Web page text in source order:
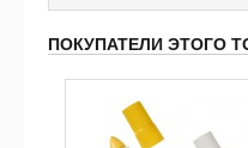
ПОКУПАТЕЛИ ЭТОГО